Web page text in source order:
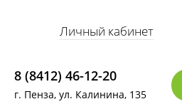
Личный кабинет
8 (8412) 46-12-20
г. Пенза, ул. Калинина, 135